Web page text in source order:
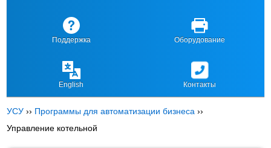
Поддержка Оборудование
English Контакты
УСУ ›› Программы для автоматизации бизнеса ››
Управление котельной